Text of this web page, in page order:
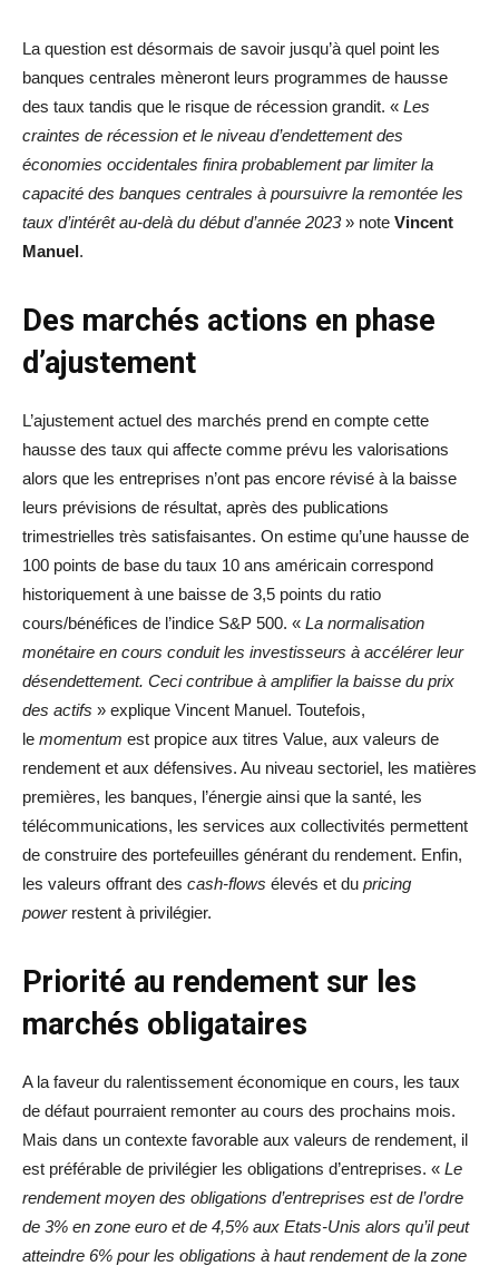
La question est désormais de savoir jusqu’à quel point les
banques centrales mèneront leurs programmes de hausse
des taux tandis que le risque de récession grandit. « Les
craintes de récession et le niveau d’endettement des
économies occidentales finira probablement par limiter la
capacité des banques centrales à poursuivre la remontée les
taux d’intérêt au-delà du début d’année 2023» note Vincent
Manuel.
Des marchés actions en phase
d’ajustement
L’ajustement actuel des marchés prend en compte cette
hausse des taux qui affecte comme prévu les valorisations
alors que les entreprises n’ont pas encore révisé à la baisse
leurs prévisions de résultat, après des publications
trimestrielles très satisfaisantes. On estime qu’une hausse de
100 points de base du taux 10 ans américain correspond
historiquement à une baisse de 3,5 points du ratio
cours/bénéfices de l’indice S&P 500. « La normalisation
monétaire en cours conduit les investisseurs à accélérer leur
désendettement. Ceci contribue à amplifier la baisse du prix
des actifs » explique Vincent Manuel. Toutefois,
le momentum est propice aux titres Value, aux valeurs de
rendement et aux défensives. Au niveau sectoriel, les matières
premières, les banques, l’énergie ainsi que la santé, les
télécommunications, les services aux collectivités permettent
de construire des portefeuilles générant du rendement. Enfin,
les valeurs offrant des cash-flows élevés et du pricing
powerrestent à privilégier.
Priorité au rendement sur les
marchés obligataires
A la faveur du ralentissement économique en cours, les taux
de défaut pourraient remonter au cours des prochains mois.
Mais dans un contexte favorable aux valeurs de rendement, il
est préférable de privilégier les obligations d’entreprises. « Le
rendement moyen des obligations d’entreprises est de l’ordre
de 3% en zone euro et de 4,5% aux Etats-Unis alors qu’il peut
atteindre 6% pour les obligations à haut rendement de la zone